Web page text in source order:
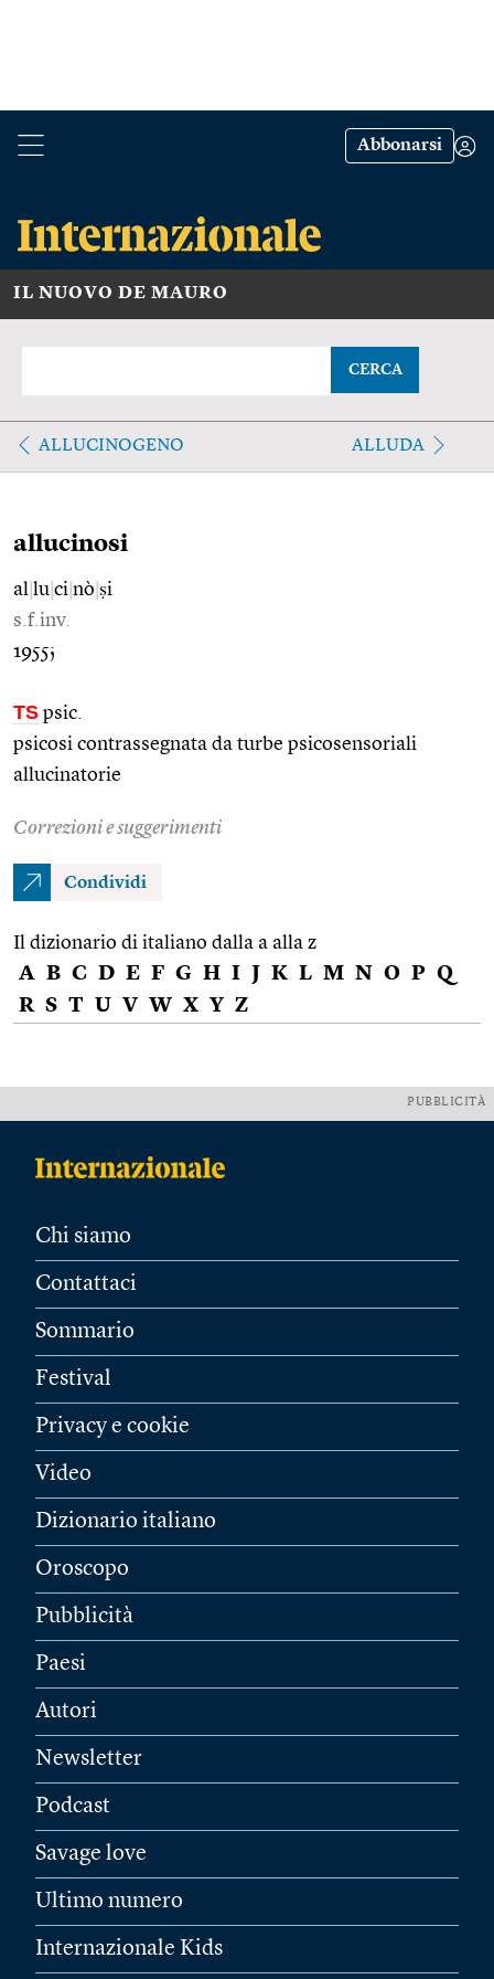
Abbonarsi
IL NUOVO DE MAURO
CERCA
ALLUCINOGENO ALLUDA
allucinosi
al lu ci nò ṣi
s.f.inv.
1955;
TS psic.
psicosi contrassegnata da turbe psicosensoriali
allucinatorie
Correzioni e suggerimenti
Condividi
Il dizionario di italiano dalla a alla z
A B C D E F G H I J K L M N O P Q
R S T U V W X Y Z
PUBBLICITÀ
Chi siamo
Contattaci
Sommario
Festival
Privacy e cookie
Video
Dizionario italiano
Oroscopo
Pubblicità
Paesi
Autori
Newsletter
Podcast
Savage love
Ultimo numero
Internazionale Kids